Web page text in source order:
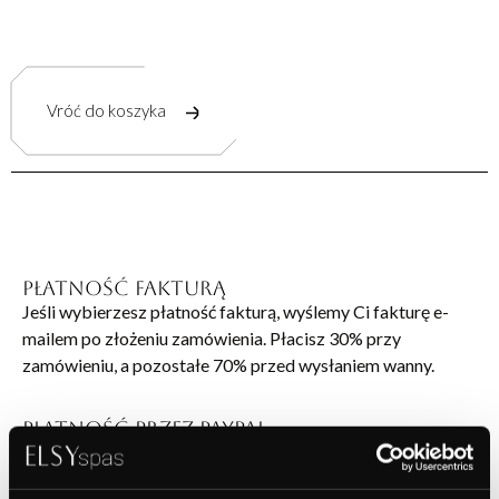
Vróć do koszyka
Płatność fakturą
Jeśli wybierzesz płatność fakturą, wyślemy Ci fakturę e-
mailem po złożeniu zamówienia. Płacisz 30% przy
zamówieniu, a pozostałe 70% przed wysłaniem wanny.
Płatność przez PayPal
Płatność przez PayPal to prosta i bezpieczna metoda, która
umożliwia szybkie płacenie online bez konieczności